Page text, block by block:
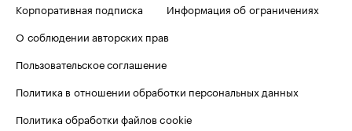
Корпоративная подписка
Информация об ограничениях
О соблюдении авторских прав
Пользовательское соглашение
Политика в отношении обработки персональных данных
Политика обработки файлов cookie